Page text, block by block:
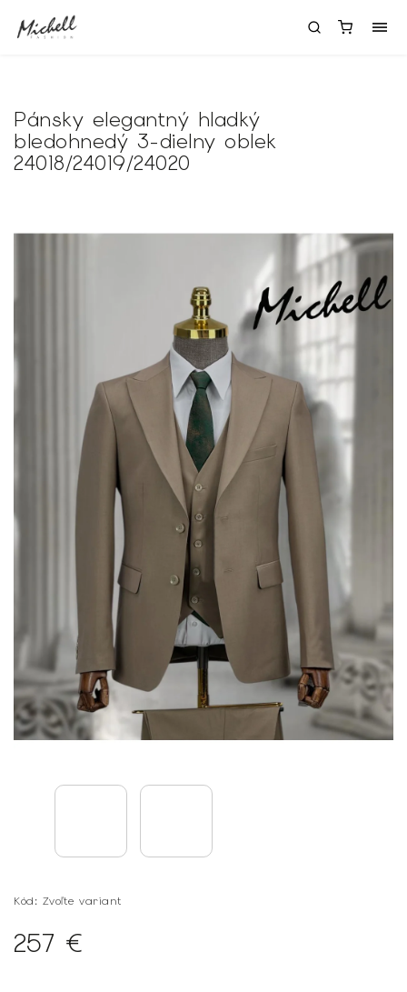
Pánsky elegantný hladký
bledohnedý 3-dielny oblek
24018/24019/24020
Kód: Zvoľte variant
257 €